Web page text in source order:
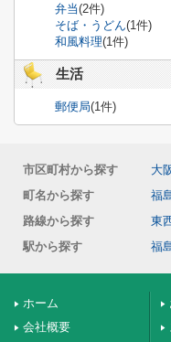
弁当(2件)
そば・うどん(1件)
和風料理(1件)
生活
郵便局(1件)
市区町村から探す 大
町名から探す
福
路線から探す
東
駅から探す
福
ホーム
会社概要